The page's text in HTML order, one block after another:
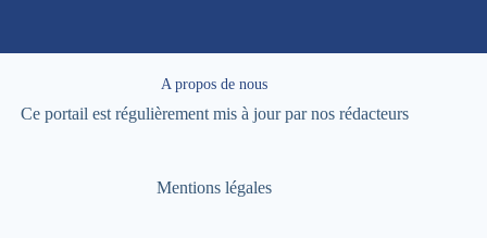
A propos de nous
Ce portail est régulièrement mis à jour par nos rédacteurs
Mentions légales